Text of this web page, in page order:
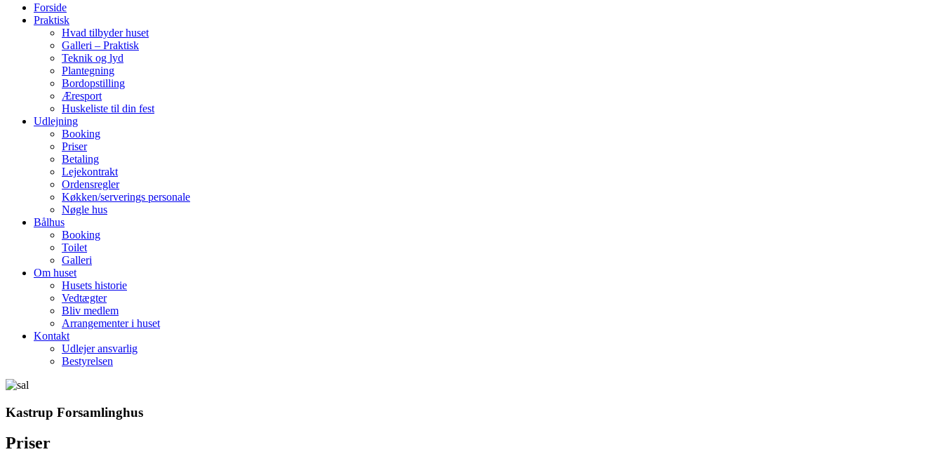
Forside
Praktisk
Hvad tilbyder huset
Galleri – Praktisk
Teknik og lyd
Plantegning
Bordopstilling
Æresport
Huskeliste til din fest
Udlejning
Booking
Priser
Betaling
Lejekontrakt
Ordensregler
Køkken/serverings personale
Nøgle hus
Bålhus
Booking
Toilet
Galleri
Om huset
Husets historie
Vedtægter
Bliv medlem
Arrangementer i huset
Kontakt
Udlejer ansvarlig
Bestyrelsen
Kastrup Forsamlinghus
Priser